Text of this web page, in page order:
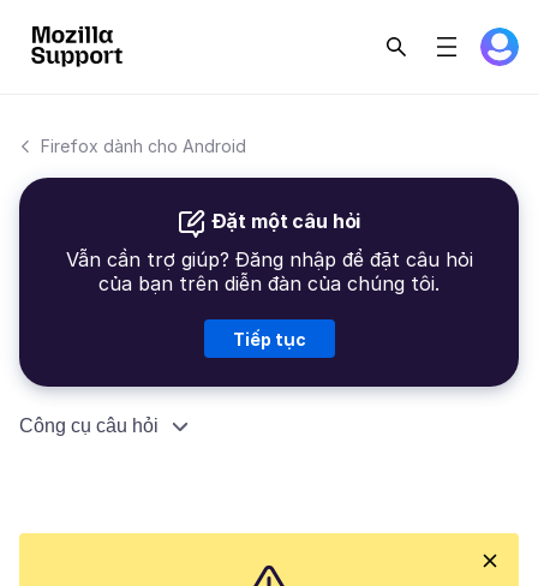
Firefox dành cho Android
Đặt một câu hỏi
Vẫn cần trợ giúp? Đăng nhập để đặt câu hỏi
của bạn trên diễn đàn của chúng tôi.
Tiếp tục
Công cụ câu hỏi